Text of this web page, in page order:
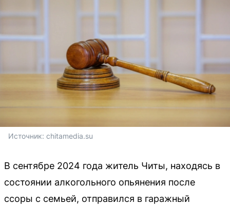
Источник: chitamedia.su
В сентябре 2024 года житель Читы, находясь в
состоянии алкогольного опьянения после
ссоры с семьей, отправился в гаражный